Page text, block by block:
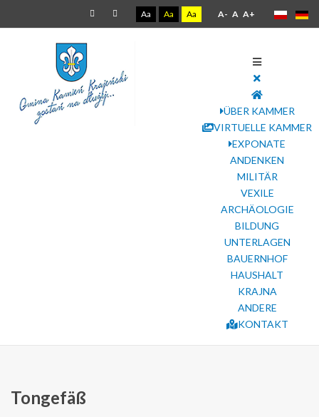
Aa Aa Aa A- A A+
ÜBER KAMMER
VIRTUELLE KAMMER
EXPONATE
ANDENKEN
MILITÄR
VEXILE
ARCHÄOLOGIE
BILDUNG
UNTERLAGEN
BAUERNHOF
HAUSHALT
KRAJNA
ANDERE
KONTAKT
Tongefäß